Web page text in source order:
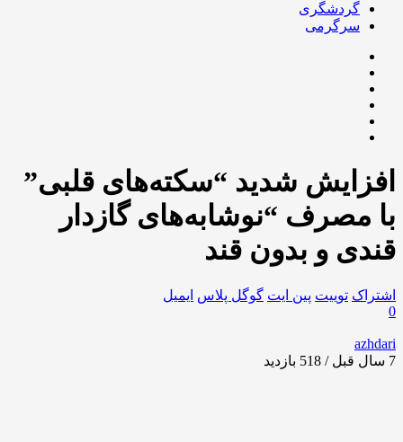
گردشگری
سرگرمی
افزایش شدید “سکته‌‌های قلبی”
با مصرف “نوشابه‌های گازدار
قندی و بدون قند
اشتراک توییت پین ایت گوگل‌ پلاس ایمیل
0
azhdari
7 سال قبل / 518
بازدید